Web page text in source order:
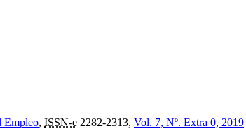
Empleo, ISSN-e 2282-2313, Vol. 7, Nº. Extra 0, 2019